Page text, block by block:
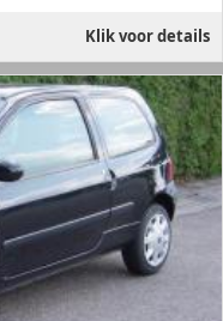
Klik voor details